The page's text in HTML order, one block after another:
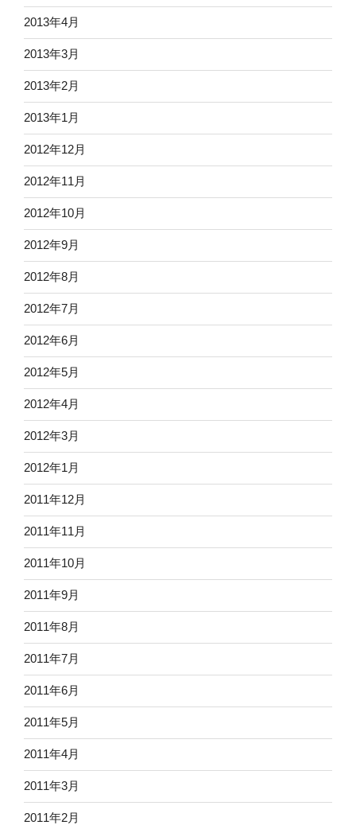
2013年4月
2013年3月
2013年2月
2013年1月
2012年12月
2012年11月
2012年10月
2012年9月
2012年8月
2012年7月
2012年6月
2012年5月
2012年4月
2012年3月
2012年1月
2011年12月
2011年11月
2011年10月
2011年9月
2011年8月
2011年7月
2011年6月
2011年5月
2011年4月
2011年3月
2011年2月